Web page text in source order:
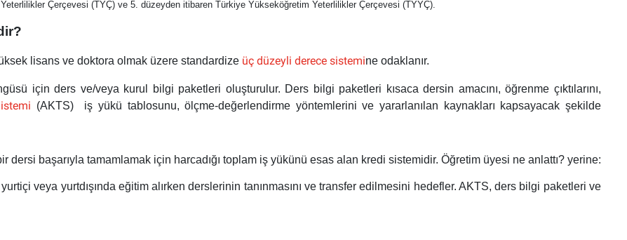
Çerçevesi (TYÇ) ve 5. düzeyden itibaren Türkiye Yükseköğretim Yeterlilikler Çerçevesi (TYYÇ).
lisans ve doktora olmak üzere standardize üç düzeyli derece sistemine odaklanır.
için ders ve/veya kurul bilgi paketleri oluşturulur. Ders bilgi paketleri kısaca dersin amacını, öğrenme çıktılarını,
(AKTS)
iş yükü tablosunu, ölçme-değerlendirme yöntemlerini ve yararlanılan kaynakları kapsayacak şekilde
dersi başarıyla tamamlamak için harcadığı toplam iş yükünü esas alan kredi sistemidir. Öğretim üyesi ne anlattı? yerine:
veya yurtdışında eğitim alırken derslerinin tanınmasını ve transfer edilmesini hedefler. AKTS, ders bilgi paketleri ve